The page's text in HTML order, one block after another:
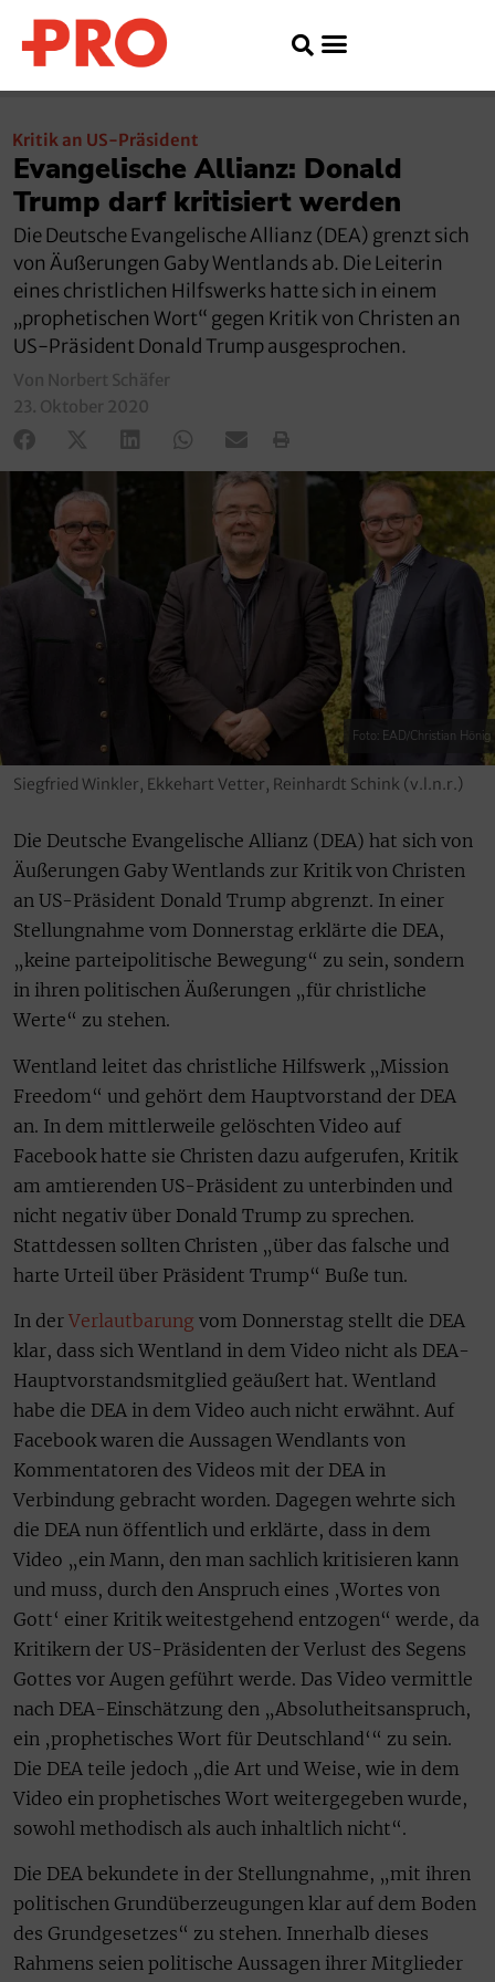
Kritik an US-Präsident
Evangelische Allianz: Donald
Trump darf kritisiert werden
Die Deutsche Evangelische Allianz (DEA) grenzt sich
von Äußerungen Gaby Wentlands ab. Die Leiterin
eines christlichen Hilfswerks hatte sich in einem
„prophetischen Wort“ gegen Kritik von Christen an
US-Präsident Donald Trump ausgesprochen.
Von Norbert Schäfer
23. Oktober 2020
Foto: EAD/Christian Hönig
Siegfried Winkler, Ekkehart Vetter, Reinhardt Schink (v.l.n.r.)
Die Deutsche Evangelische Allianz (DEA) hat sich von
Äußerungen Gaby Wentlands zur Kritik von Christen
an US-Präsident Donald Trump abgrenzt. In einer
Stellungnahme vom Donnerstag erklärte die DEA,
„keine parteipolitische Bewegung“ zu sein, sondern
in ihren politischen Äußerungen „für christliche
Werte“ zu stehen.
Wentland leitet das christliche Hilfswerk „Mission
Freedom“ und gehört dem Hauptvorstand der DEA
an. In dem mittlerweile gelöschten Video auf
Facebook hatte sie Christen dazu aufgerufen, Kritik
am amtierenden US-Präsident zu unterbinden und
nicht negativ über Donald Trump zu sprechen.
Stattdessen sollten Christen „über das falsche und
harte Urteil über Präsident Trump“ Buße tun.
In der Verlautbarung vom Donnerstag stellt die DEA
klar, dass sich Wentland in dem Video nicht als DEA-
Hauptvorstandsmitglied geäußert hat. Wentland
habe die DEA in dem Video auch nicht erwähnt. Auf
Facebook waren die Aussagen Wendlants von
Kommentatoren des Videos mit der DEA in
Verbindung gebracht worden. Dagegen wehrte sich
die DEA nun öffentlich und erklärte, dass in dem
Video „ein Mann, den man sachlich kritisieren kann
und muss, durch den Anspruch eines ‚Wortes von
Gott‘ einer Kritik weitestgehend entzogen“ werde, da
Kritikern der US-Präsidenten der Verlust des Segens
Gottes vor Augen geführt werde. Das Video vermittle
nach DEA-Einschätzung den „Absolutheitsanspruch,
ein ‚prophetisches Wort für Deutschland‘“ zu sein.
Die DEA teile jedoch „die Art und Weise, wie in dem
Video ein prophetisches Wort weitergegeben wurde,
sowohl methodisch als auch inhaltlich nicht“.
Die DEA bekundete in der Stellungnahme, „mit ihren
politischen Grundüberzeugungen klar auf dem Boden
des Grundgesetzes“ zu stehen. Innerhalb dieses
Rahmens seien politische Aussagen ihrer Mitglieder